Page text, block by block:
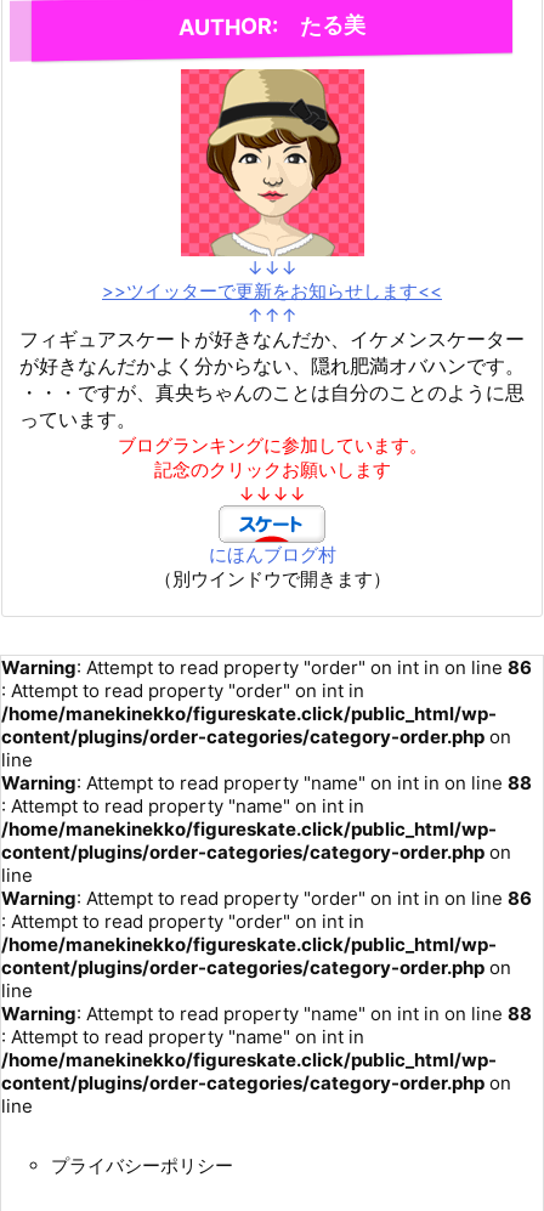
AUTHOR: たる美
↓↓↓
>>ツイッターで更新をお知らせします<<
↑↑↑
フィギュアスケートが好きなんだか、イケメンスケーター
が好きなんだかよく分からない、隠れ肥満オバハンです。
・・・ですが、真央ちゃんのことは自分のことのように思
っています。
ブログランキングに参加しています。
記念のクリックお願いします
↓↓↓↓
にほんブログ村
（別ウインドウで開きます）
Warning: Attempt to read property "order" on int in on line 86
: Attempt to read property "order" on int in
/home/manekinekko/figureskate.click/public_html/wp-
content/plugins/order-categories/category-order.php on
line
Warning: Attempt to read property "name" on int in on line 88
: Attempt to read property "name" on int in
/home/manekinekko/figureskate.click/public_html/wp-
content/plugins/order-categories/category-order.php on
line
Warning: Attempt to read property "order" on int in on line 86
: Attempt to read property "order" on int in
/home/manekinekko/figureskate.click/public_html/wp-
content/plugins/order-categories/category-order.php on
line
Warning: Attempt to read property "name" on int in on line 88
: Attempt to read property "name" on int in
/home/manekinekko/figureskate.click/public_html/wp-
content/plugins/order-categories/category-order.php on
line
プライバシーポリシー